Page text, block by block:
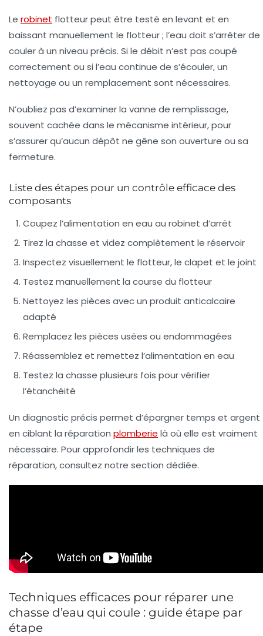
Le robinet flotteur peut être testé en levant et en
baissant manuellement le flotteur ; l’eau doit s’arrêter de
couler à un niveau précis. Si le débit n’est pas coupé
correctement ou si l’eau continue de s’écouler, un
nettoyage ou un remplacement sont nécessaires.
N’oubliez pas d’examiner la vanne de remplissage,
souvent cachée dans le mécanisme intérieur, pour
s’assurer qu’aucun dépôt ne gêne son ouverture ou sa
fermeture.
Liste des étapes pour un contrôle efficace des
composants
Coupez l’alimentation en eau au robinet d’arrêt
Tirez la chasse et videz complètement le réservoir
Inspectez visuellement le flotteur, le clapet et le joint
Testez manuellement la course du flotteur
Nettoyez les pièces avec un produit anticalcaire
adapté
Remplacez les pièces usées ou endommagées
Réassemblez et remettez l’alimentation en eau
Testez la chasse plusieurs fois pour vérifier
l’étanchéité
Un diagnostic précis permet d’épargner temps et argent
en ciblant la réparation plomberie là où elle est vraiment
nécessaire. Pour approfondir les techniques de
réparation, consultez notre section dédiée.
Techniques efficaces pour réparer une
chasse d’eau qui coule : guide étape par
étape